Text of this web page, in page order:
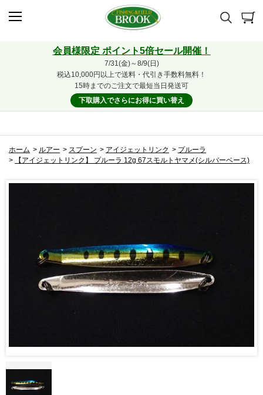
会員様限定 ポイント5倍セール開催！
7/31(金)～8/9(日)
税込10,000円以上で送料・代引き手数料無料！
15時までのご注文で最短当日発送可
下取購入でさらにお得に買い替え
ホーム > ルアー > スプーン > アイジェットリンク > プルーラ
>
【アイジェットリンク】 プルーラ 12g 67スモルトヤマメ(シルバーベース)